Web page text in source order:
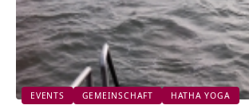
EVENTS GEMEINSCHAFT HATHA YOGA